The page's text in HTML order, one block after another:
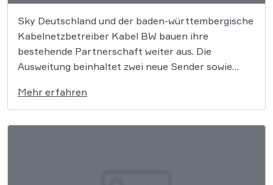
Sky Deutschland und der baden-württembergische
Kabelnetzbetreiber Kabel BW bauen ihre
bestehende Partnerschaft weiter aus. Die
Ausweitung beinhaltet zwei neue Sender sowie
dem neuen Bundesliga und Champions League
Sender „Sky Sport HD Extra“ und „Sky Sport
News HD“, der im Winter starten soll, wird das Sky
Mehr erfahren